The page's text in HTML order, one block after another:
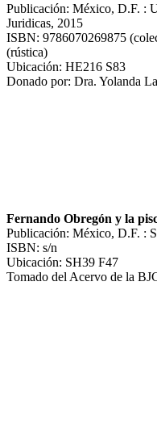
Publicación: México, D.F. :
Juridicas, 2015
ISBN: 9786070269875
(rústica)
Ubicación: HE216 S83
Donado por: Dra. Yolanda
Fernando Obregón y la
Publicación: México, D.F. :
ISBN: s/n
Ubicación: SH39 F47
Tomado del Acervo de la